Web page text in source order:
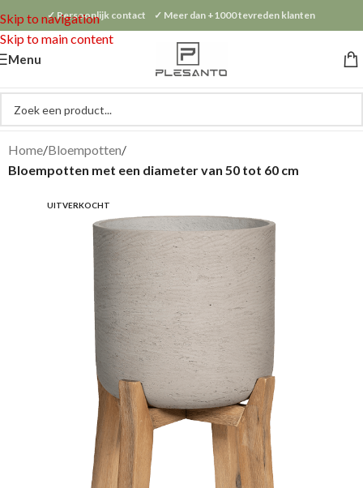
Skip to navigation
Skip to main content
✓ Persoonlijk contact ✓ Meer dan +1000 tevreden klanten
Menu
Home Bloempotten
Bloempotten met een diameter van 50 tot 60 cm
UITVERKOCHT